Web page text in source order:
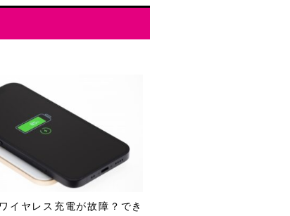
イヤレス充電が故障？でき